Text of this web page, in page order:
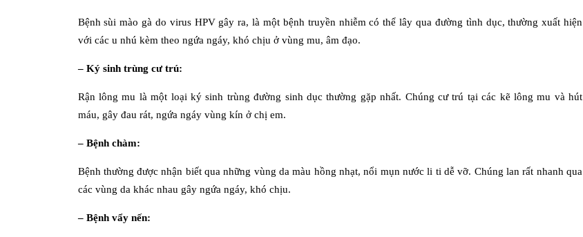
Bệnh sùi mào gà do virus HPV gây ra, là một bệnh truyền nhiễm có thể lây qua đường tình dục, thường xuất hiện
với các u nhú kèm theo ngứa ngáy, khó chịu ở vùng mu, âm đạo.
– Ký sinh trùng cư trú:
Rận lông mu là một loại ký sinh trùng đường sinh dục thường gặp nhất. Chúng cư trú tại các kẽ lông mu và hút
máu, gây đau rát, ngứa ngáy vùng kín ở chị em.
– Bệnh chàm:
Bệnh thường được nhận biết qua những vùng da màu hồng nhạt, nổi mụn nước li ti dễ vỡ. Chúng lan rất nhanh qua
các vùng da khác nhau gây ngứa ngáy, khó chịu.
– Bệnh vẩy nến: